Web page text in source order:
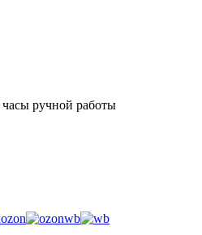
ручной работы
ozon wb